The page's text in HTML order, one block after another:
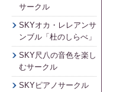
サークル
SKYオカ・レレアンサ
ンブル「杜のしらべ」
SKY尺八の音色を楽し
むサークル
SKYピアノサークル